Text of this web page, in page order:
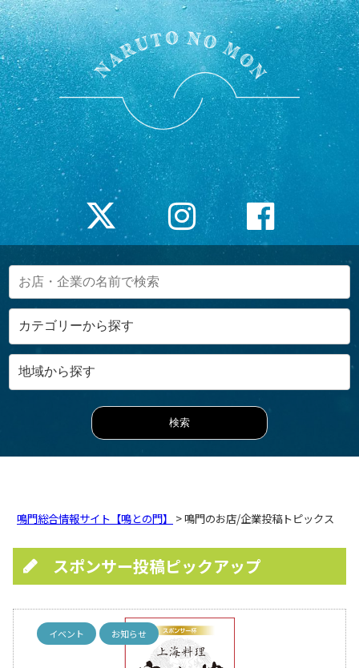
鳴門総合情報サイト【鳴との門】 > 鳴門のお店/企業投稿トピックス
スポンサー投稿ピックアップ
イベント お知らせ